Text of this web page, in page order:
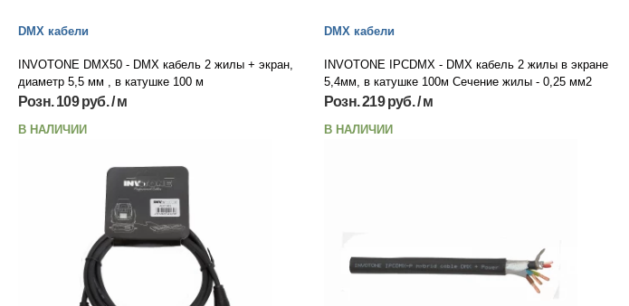
DMX кабели
INVOTONE DMX50 - DMX кабель 2 жилы + экран,
диаметр 5,5 мм , в катушке 100 м
Розн. 109 руб. / м
В НАЛИЧИИ
DMX кабели
INVOTONE IPCDMX - DMX кабель 2 жилы в экране
5,4мм, в катушке 100м Сечение жилы - 0,25 мм2
Розн. 219 руб. / м
В НАЛИЧИИ